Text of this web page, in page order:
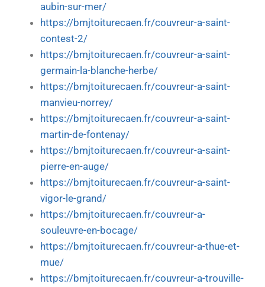
aubin-sur-mer/
https://bmjtoiturecaen.fr/couvreur-a-saint-
contest-2/
https://bmjtoiturecaen.fr/couvreur-a-saint-
germain-la-blanche-herbe/
https://bmjtoiturecaen.fr/couvreur-a-saint-
manvieu-norrey/
https://bmjtoiturecaen.fr/couvreur-a-saint-
martin-de-fontenay/
https://bmjtoiturecaen.fr/couvreur-a-saint-
pierre-en-auge/
https://bmjtoiturecaen.fr/couvreur-a-saint-
vigor-le-grand/
https://bmjtoiturecaen.fr/couvreur-a-
souleuvre-en-bocage/
https://bmjtoiturecaen.fr/couvreur-a-thue-et-
mue/
https://bmjtoiturecaen.fr/couvreur-a-trouville-